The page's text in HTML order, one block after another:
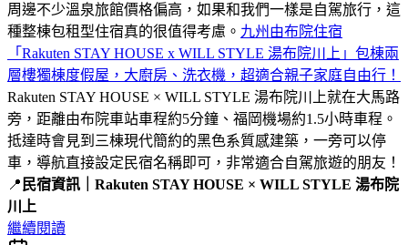
周邊不少溫泉旅館價格偏高，如果和我們一樣是自駕旅行，這
種整棟包租型住宿真的很值得考慮。 九州由布院住宿
「Rakuten STAY HOUSE x WILL STYLE 湯布院川上」包棟兩
層樓獨棟度假屋，大廚房、洗衣機，超適合親子家庭自由行！
Rakuten STAY HOUSE × WILL STYLE 湯布院川上就在大馬路
旁，距離由布院車站車程約5分鐘、福岡機場約1.5小時車程。
抵達時會見到三棟現代簡約的黑色系質感建築，一旁可以停
車，導航直接設定民宿名稱即可，非常適合自駕旅遊的朋友！
📍 民宿資訊｜Rakuten STAY HOUSE × WILL STYLE 湯布院
川上
繼續閱讀